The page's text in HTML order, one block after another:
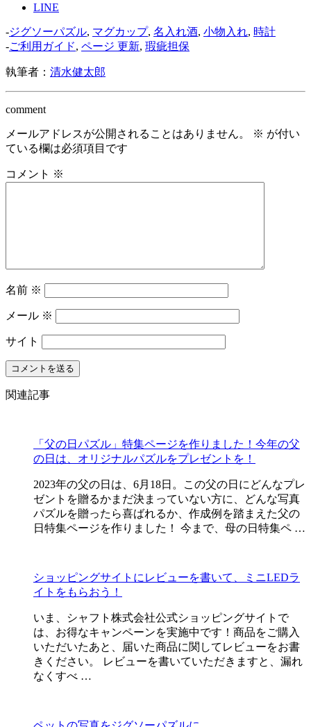
LINE
-ジグソーパズル, マグカップ, 名入れ酒, 小物入れ, 時計
-ご利用ガイド, ページ 更新, 瑕疵担保
執筆者： 清水健太郎
comment
メールアドレスが公開されることはありません。 ※ が付い
ている欄は必須項目です
コメント ※
名前 ※
メール ※
サイト
関連記事
「父の日パズル」特集ページを作りました！今年の父
の日は、オリジナルパズルをプレゼントを！
2023年の父の日は、6月18日。この父の日にどんなプレ
ゼントを贈るかまだ決まっていない方に、どんな写真
パズルを贈ったら喜ばれるか、作成例を踏まえた父の
日特集ページを作りました！ 今まで、母の日特集ペ …
ショッピングサイトにレビューを書いて、ミニLEDラ
イトをもらおう！
いま、シャフト株式会社公式ショッピングサイトで
は、お得なキャンペーンを実施中です！商品をご購入
いただいたあと、届いた商品に関してレビューをお書
きください。 レビューを書いていただきますと、漏れ
なくすべ …